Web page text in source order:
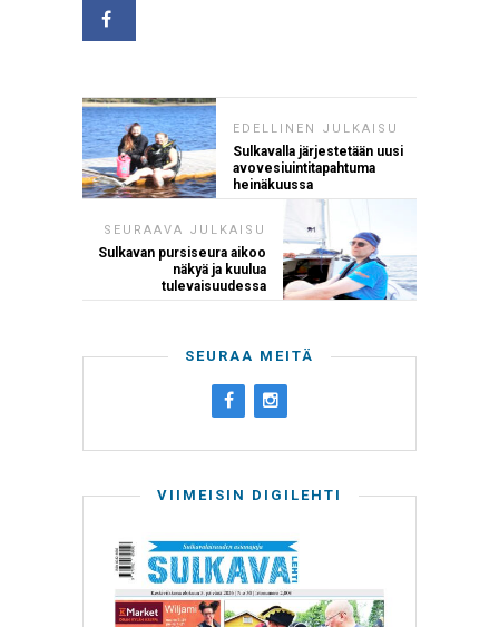
EDELLINEN JULKAISU
Sulkavalla järjestetään uusi
avovesiuintitapahtuma
heinäkuussa
SEURAAVA JULKAISU
Sulkavan pursiseura aikoo
näkyä ja kuulua
tulevaisuudessa
SEURAA MEITÄ
VIIMEISIN DIGILEHTI